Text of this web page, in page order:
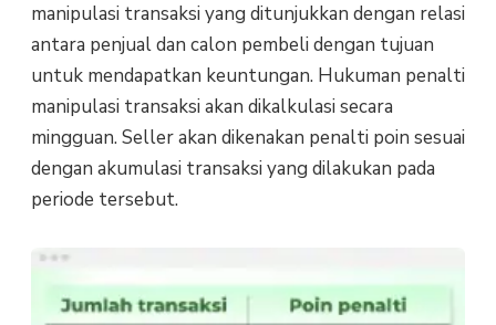
manipulasi transaksi yang ditunjukkan dengan relasi
antara penjual dan calon pembeli dengan tujuan
untuk mendapatkan keuntungan. Hukuman penalti
manipulasi transaksi akan dikalkulasi secara
mingguan. Seller akan dikenakan penalti poin sesuai
dengan akumulasi transaksi yang dilakukan pada
periode tersebut.